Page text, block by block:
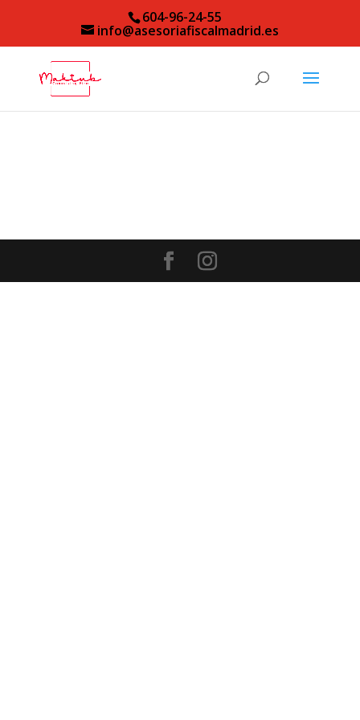
604-96-24-55
info@asesoriafiscalmadrid.es